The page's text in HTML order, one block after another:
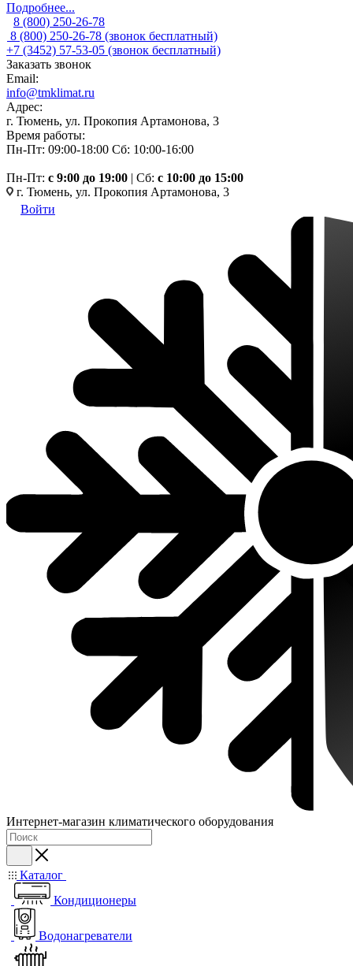
Подробнее...
8 (800) 250-26-78
8 (800) 250-26-78 (звонок бесплатный)
+7 (3452) 57-53-05 (звонок бесплатный)
Заказать звонок
Email:
info@tmklimat.ru
Адрес:
г. Тюмень, ул. Прокопия Артамонова, 3
Время работы:
Пн-Пт: 09:00-18:00 Сб: 10:00-16:00
Пн-Пт: c 9:00 до 19:00 | Сб: с 10:00 до 15:00
г. Тюмень, ул. Прокопия Артамонова, 3
Войти
Интернет-магазин климатического оборудования
Каталог
Кондиционеры
Водонагреватели